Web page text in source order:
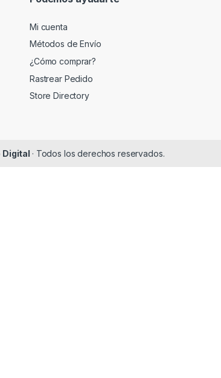
Mi cuenta
Métodos de Envío
¿Cómo comprar?
Rastrear Pedido
Store Directory
Digital · Todos los derechos reservados.